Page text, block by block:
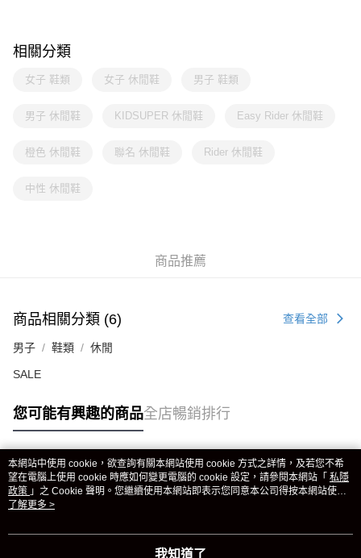
相關分類
女子 鞋類 女子 休閒鞋 男子 鞋類
男子 休閒鞋 KIDSUPER 休閒鞋 Easy Rider 休閒鞋
橙色 休閒鞋 聯名 休閒鞋 Rider 休閒鞋
中性 休閒鞋
商品推薦
商品相關分類 (6) 查看全部
男子 鞋類 休閒
SALE
您可能有興趣的商品全店暢銷排行
熱門標籤
熱銷排行
本網站中使用 cookie，欲查詢有關本網站使用 cookie 方式之詳情，及若您不希
望在電腦上使用 cookie 時應如何變更電腦的 cookie 設定，請參閱本網站「 私隱
政策 」之 Cookie 聲明。您繼續使用本網站即表示您同意本公司得按本網站使用
條款之 Cookie 聲明使用 cookie。
了解更多 >
我知道了